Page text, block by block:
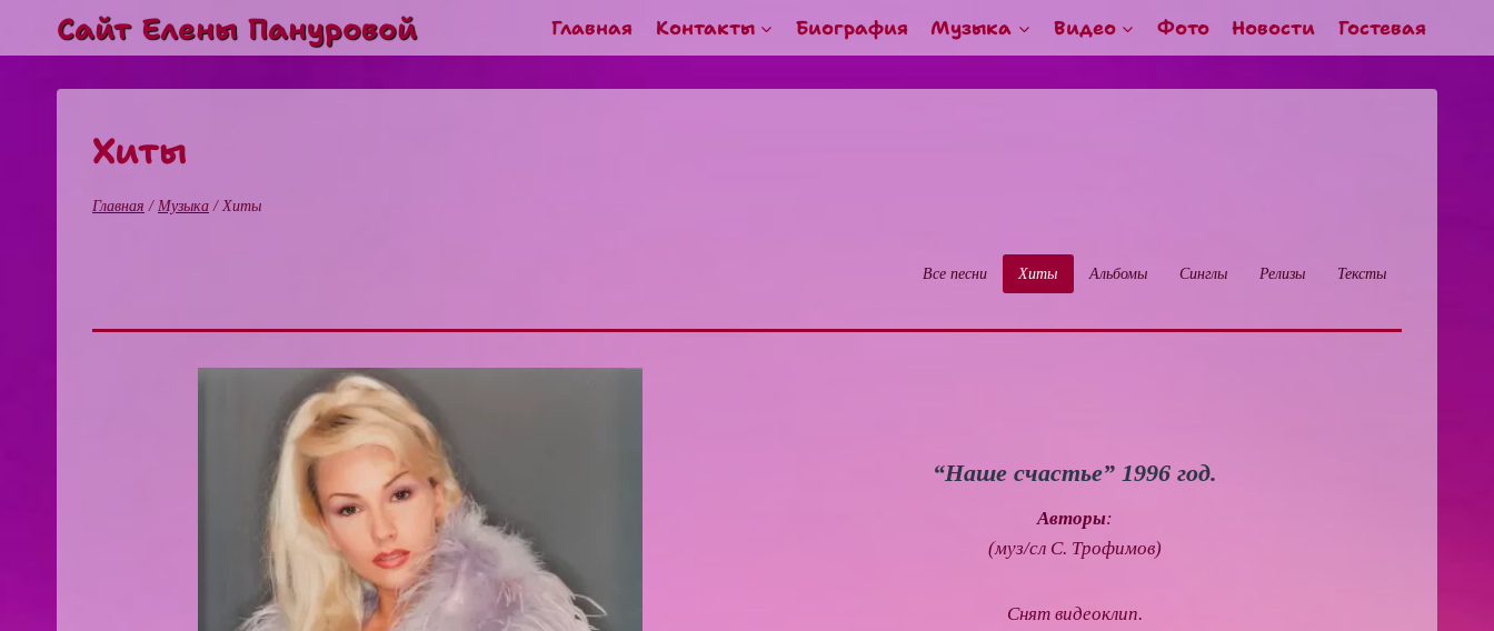
ПерейтиСайт Елены Пануровой Главная Контакты Биография Музыка Видео Фото Новости Гостевая
Хиты
Главная / Музыка / Хиты
Все песни Хиты Альбомы Синглы Релизы Тексты
“Наше счастье” 1996 год.
Авторы:
(муз/сл С. Трофимов)
Снят видеоклип.